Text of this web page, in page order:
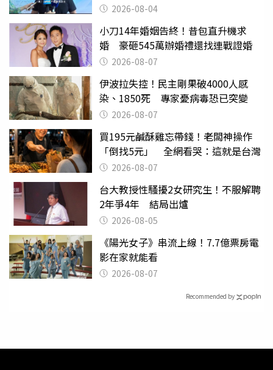
2026-08-04
小刀14年婚姻告終！昔包直升機求
婚 豪砸545萬辦婚禮還找連戰證婚
2026-08-07
伊波拉失控！民主剛果破4000人感
染、1850死 專家憂病毒恐已突變
2026-08-07
買195元鹹酥雞忘帶錢！老闆神操作
「倒找5元」 全網看哭：這就是台灣
2026-08-07
台大教授性騷擾2女研究生！不服解聘
2年爭4年 結局出爐
2026-08-05
《陽光女子》串流上線！7.7億票房電
影在家就能看
2026-08-07
Recommended by